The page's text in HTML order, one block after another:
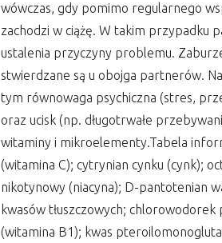
wówczas, gdy pomimo regularnego
zachodzi w ciążę. W takim przypadku
ustalenia przyczyny problemu.
stwierdzane są u obojga partnerów.
tym równowaga psychiczna (stres,
oraz ucisk (np. długotrwałe
witaminy i mikroelementy.Tabela
(witamina C); cytrynian cynku (cynk);
nikotynowy (niacyna); D-pantotenian
kwasów tłuszczowych;
(witamina B1); kwas